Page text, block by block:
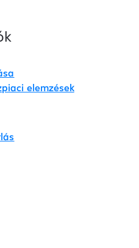
elemzések